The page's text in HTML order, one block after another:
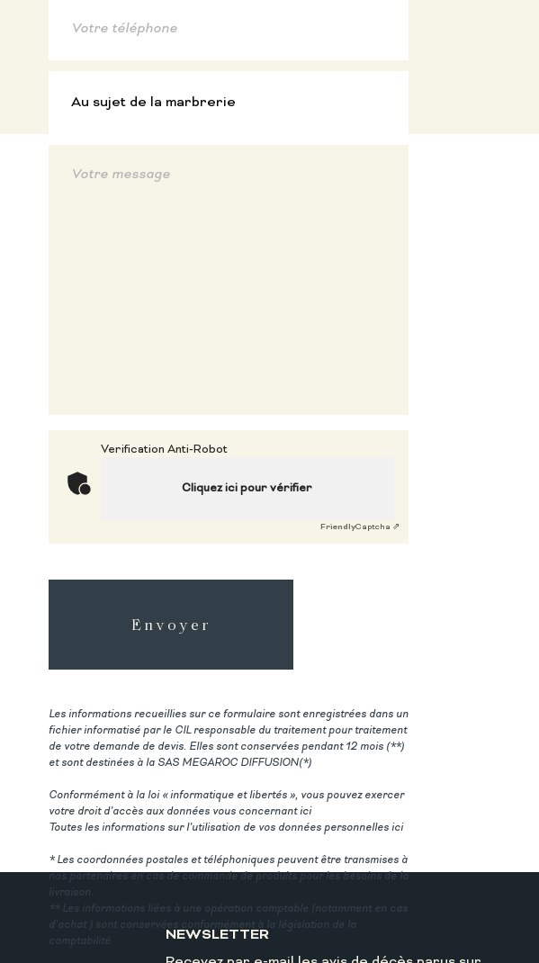
Verification Anti-Robot
Cliquez ici pour vérifier
FriendlyCaptcha ⇗
Envoyer
Les informations recueillies sur ce formulaire sont enregistrées dans un
fichier informatisé par le CIL responsable du traitement pour traitement
de votre demande de devis. Elles sont conservées pendant 12 mois (**)
et sont destinées à la SAS MEGAROC DIFFUSION(*)
Conformément à la loi « informatique et libertés », vous pouvez exercer
votre droit d’accès aux données vous concernant ici
Toutes les informations sur l’utilisation de vos données personnelles ici
* Les coordonnées postales et téléphoniques peuvent être transmises à
nos partenaires en cas de commande de produits pour les besoins de la
livraison.
** Les informations liées à une opération comptable (notamment en cas
d’achat ) sont conservées conformément à la législation de la
comptabilité.
NEWSLETTER